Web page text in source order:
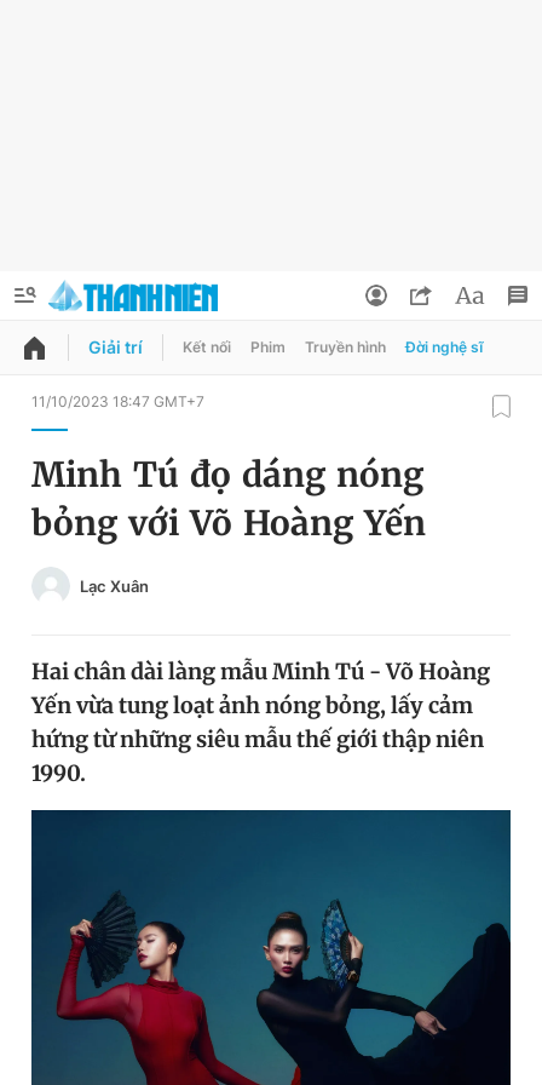
QUẢNG CÁO
Chuyên mục
Chuyên mục khác
Tin thị trường Tin 360
Video
Tiện ích Bạn cần biết
Thông tin tòa soạn Liên hệ quảng cáo
Đổi mật khẩu
Tin đã lưu
Tin đã xem
Đăng xuất
Giải trí Kết nối Phim Truyền hình Đời nghệ sĩ
11/10/2023 18:47 GMT+7
Minh Tú đọ dáng nóng
bỏng với Võ Hoàng Yến
Lạc Xuân
Hai chân dài làng mẫu Minh Tú - Võ Hoàng
Yến vừa tung loạt ảnh nóng bỏng, lấy cảm
hứng từ những siêu mẫu thế giới thập niên
1990.